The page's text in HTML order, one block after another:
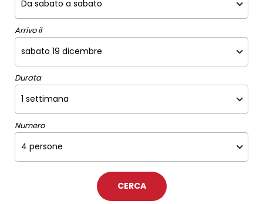
Arrivo il
Durata
Numero